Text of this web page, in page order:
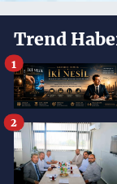
Trend
1
2